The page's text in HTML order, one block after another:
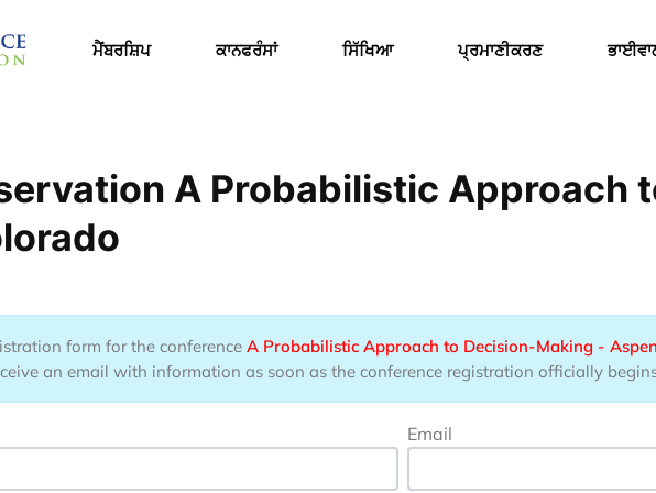
ਮੈਂਬਰਸ਼ਿਪ ਕਾਨਫਰੰਸਾਂ ਸਿੱਖਿਆ ਪ੍ਰਮਾਣੀਕਰਣ
A Probabilistic Approach
form for the conference A Probabilistic Approach to Decision-Making -
an email with information as soon as the conference registration officially
Email